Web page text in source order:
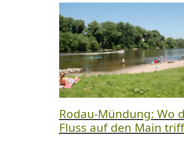
Rodau-Mündung: Wo
Fluss auf den Main